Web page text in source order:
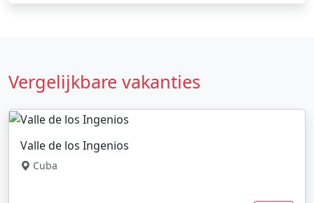
Vergelijkbare vakanties
Valle de los Ingenios
Cuba